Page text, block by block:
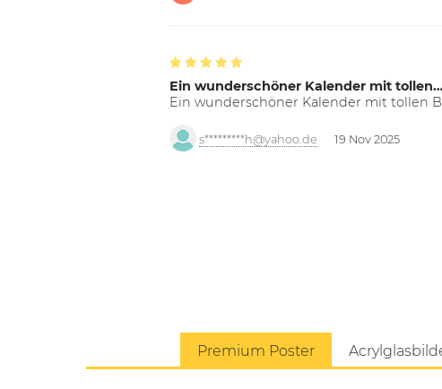
Ein wunderschöner Kalender mit tollen…
Ein wunderschöner Kalender mit tollen
s*********h@yahoo.de 19 Nov 2025
Premium Poster